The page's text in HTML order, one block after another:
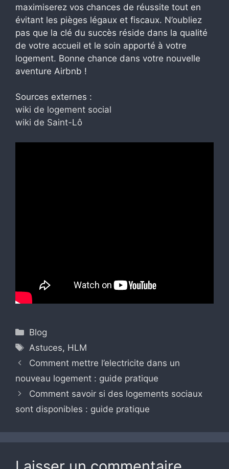
maximiserez vos chances de réussite tout en
évitant les pièges légaux et fiscaux. N’oubliez
pas que la clé du succès réside dans la qualité
de votre accueil et le soin apporté à votre
logement. Bonne chance dans votre nouvelle
aventure Airbnb !
Sources externes :
wiki de logement social
wiki de Saint-Lô
Catégories
Blog
Étiquettes
Astuces, HLM
Comment mettre l’electricite dans un
nouveau logement : guide pratique
Comment savoir si des logements sociaux
sont disponibles : guide pratique